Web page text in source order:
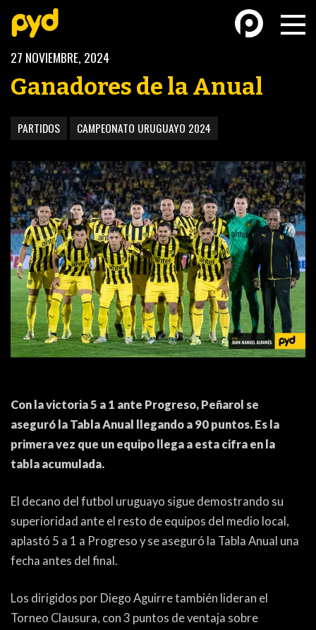
FUTSAL FUTSAL FEMENINO
ACTUALIDAD
3ERA DIVISIÓN
PARTIDOS
CONTENIDOS
ELECCIONES
ENTREVISTAS
PYD RADIO
OTROS DEPORTES
ATLETISMO
FÚTBOL PLAYA
FORO
27 NOVIEMBRE, 2024
Ganadores de la Anual
PARTIDOS CAMPEONATO URUGUAYO 2024
Con la victoria 5 a 1 ante Progreso, Peñarol se
aseguró la Tabla Anual llegando a 90 puntos. Es la
primera vez que un equipo llega a esta cifra en la
tabla acumulada.
El decano del futbol uruguayo sigue demostrando su
superioridad ante el resto de equipos del medio local,
aplastó 5 a 1 a Progreso y se aseguró la Tabla Anual una
fecha antes del final.
Los dirigidos por Diego Aguirre también lideran el
Torneo Clausura, con 3 puntos de ventaja sobre